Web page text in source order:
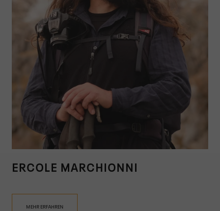
ERCOLE MARCHIONNI
MEHR ERFAHREN